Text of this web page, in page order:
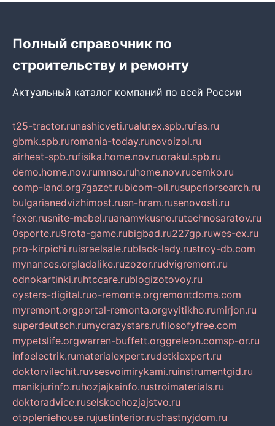
Полный справочник по
строительству и ремонту
Актуальный каталог компаний по всей России
t25-tractor.runashicveti.rualutex.spb.rufas.ru
gbmk.spb.ruromania-today.runovoizol.ru
airheat-spb.rufisika.home.nov.ruorakul.spb.ru
demo.home.nov.rumnso.ruhome.nov.rucemko.ru
comp-land.org7gazet.rubicom-oil.rusuperiorsearch.ru
bulgarianedvizhimost.rusn-hram.rusenovosti.ru
fexer.rusnite-mebel.ruanamvkusno.rutechnosaratov.ru
0sporte.ru9rota-game.rubigbad.ru227gp.ruwes-ex.ru
pro-kirpichi.ruisraelsale.rublack-lady.rustroy-db.com
mynances.orgladalike.ruzozor.rudvigremont.ru
odnokartinki.ruhtccare.rublogizotovoy.ru
oysters-digital.ruo-remonte.orgremontdoma.com
myremont.orgportal-remonta.orgvyitikho.rumirjon.ru
superdeutsch.rumycrazystars.rufilosofyfree.com
mypetslife.orgwarren-buffett.orggreleon.comsp-or.ru
infoelectrik.rumaterialexpert.rudetkiexpert.ru
doktorvilechit.ruvsesvoimirykami.ruinstrumentgid.ru
manikjurinfo.ruhozjajkainfo.rustroimaterials.ru
doktoradvice.ruselskoehozjajstvo.ru
otopleniehouse.rujustinterior.ruchastnyjdom.ru